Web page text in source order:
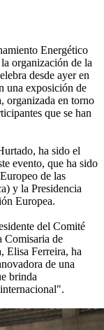
Energético
organización de la
desde ayer en
una exposición de
organizada en torno
que se han
ha sido el
evento, que ha sido
de las
y la Presidencia
Europea.
del Comité
Comisaria de
Elisa Ferreira, ha
de una
brinda